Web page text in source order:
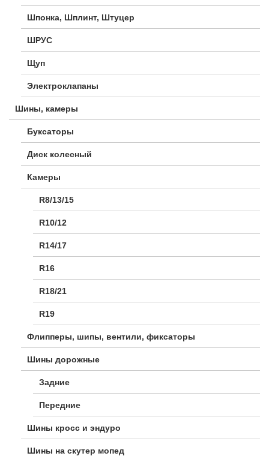
Шпонка, Шплинт, Штуцер
ШРУС
Щуп
Электроклапаны
Шины, камеры
Буксаторы
Диск колесный
Камеры
R8/13/15
R10/12
R14/17
R16
R18/21
R19
Флипперы, шипы, вентили, фиксаторы
Шины дорожные
Задние
Передние
Шины кросс и эндуро
Шины на скутер мопед